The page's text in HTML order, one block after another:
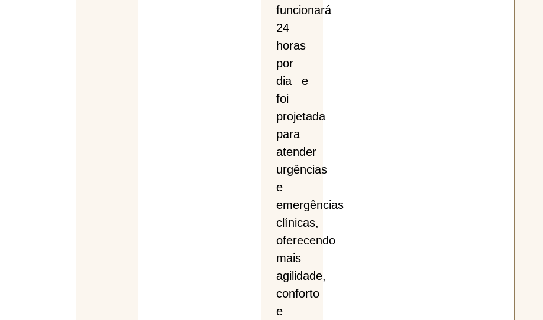
funcionará
24
horas
por
dia e
foi
projetada
para
atender
urgências
e
emergências
clínicas,
oferecendo
mais
agilidade,
conforto
e